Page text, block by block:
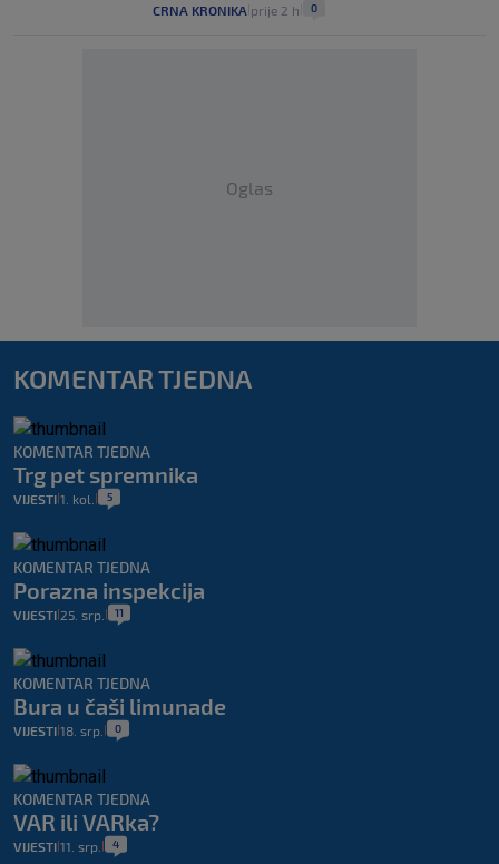
CRNA KRONIKA prije 2 h 0
Oglas
KOMENTAR TJEDNA
KOMENTAR TJEDNA
Trg pet spremnika
VIJESTI 1. kol. 5
KOMENTAR TJEDNA
Porazna inspekcija
VIJESTI 25. srp. 11
KOMENTAR TJEDNA
Bura u čaši limunade
VIJESTI 18. srp. 0
KOMENTAR TJEDNA
VAR ili VARka?
VIJESTI 11. srp. 4